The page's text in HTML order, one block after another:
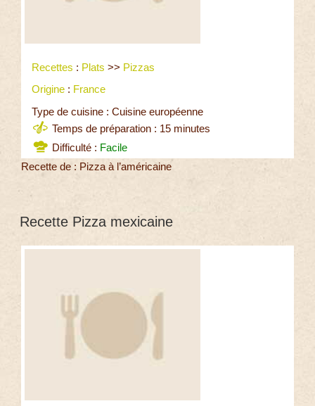
Recettes : Plats >> Pizzas
Origine : France
Type de cuisine : Cuisine européenne
Temps de préparation : 15 minutes
Difficulté : Facile
Recette de : Pizza à l’américaine
Recette Pizza mexicaine